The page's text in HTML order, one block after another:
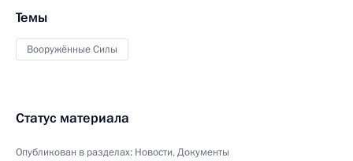
Темы
Вооружённые Силы
Статус материала
Опубликован в разделах: Новости,Документы